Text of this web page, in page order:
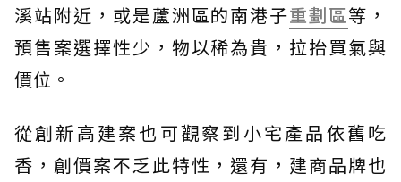
溪站附近，或是蘆洲區的南港子重劃區等，
預售案選擇性少，物以稀為貴，拉抬買氣與
價位。
從創新高建案也可觀察到小宅產品依舊吃
香，創價案不乏此特性，還有，建商品牌也